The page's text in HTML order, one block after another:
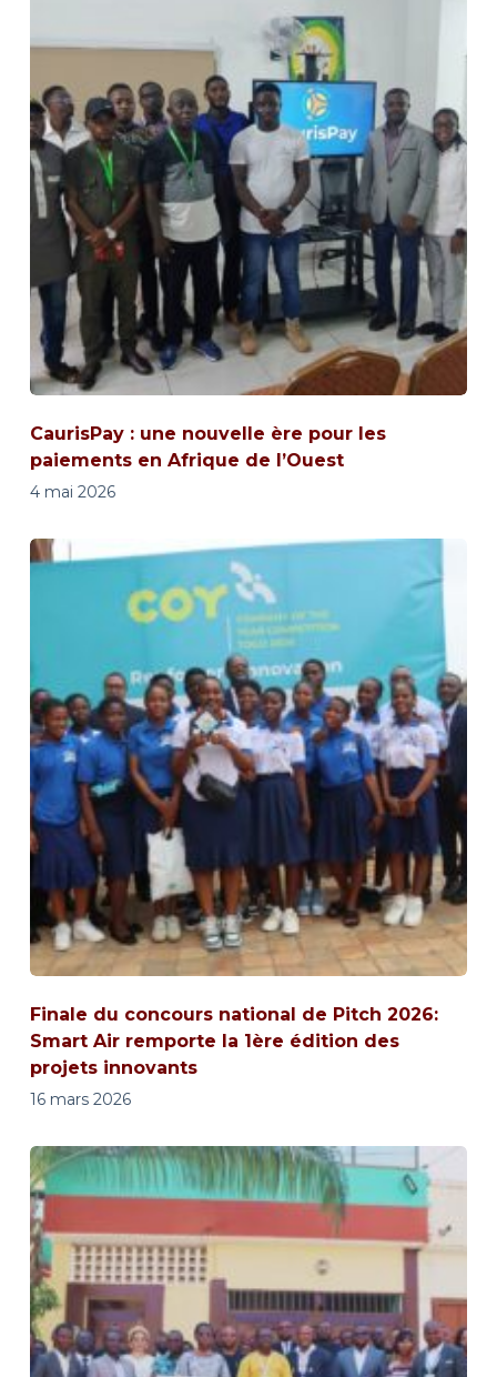
CaurisPay : une nouvelle ère pour les
paiements en Afrique de l’Ouest
4 mai 2026
Finale du concours national de Pitch 2026:
Smart Air remporte la 1ère édition des
projets innovants
16 mars 2026